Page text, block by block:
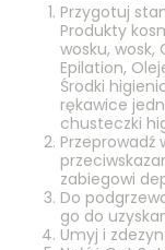
Przygotuj
Produkty
wosku, wosk,
Epilation,
Środki
rękawice
chusteczki
Przeprowadź
zabiegowi
Do
go do
Umyj i